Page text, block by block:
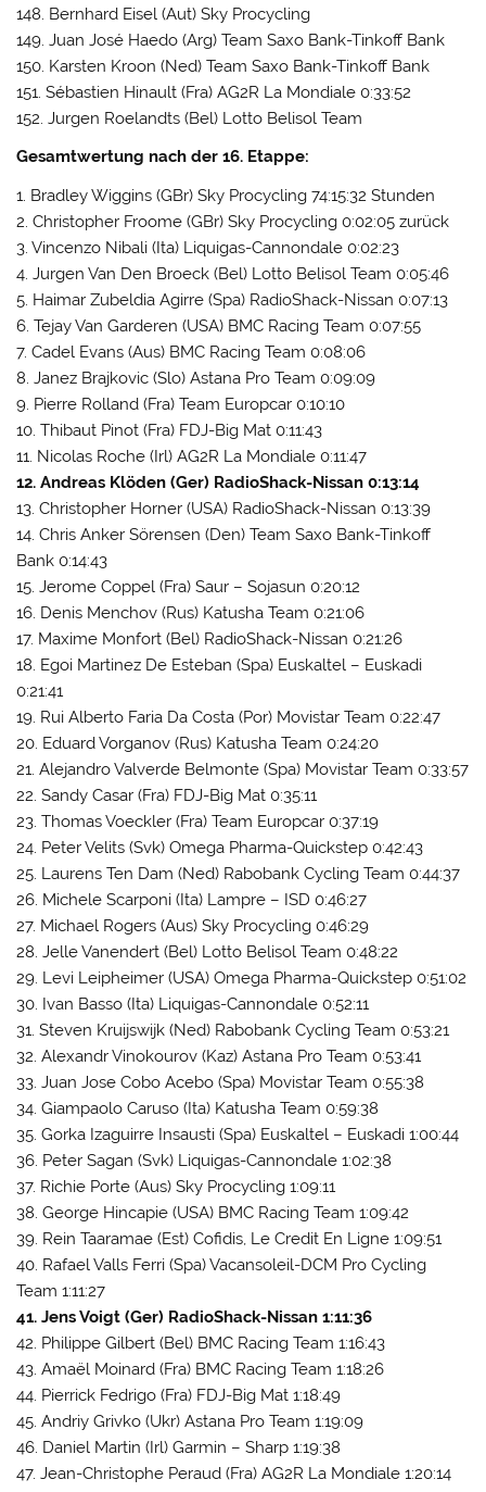
148. Bernhard Eisel (Aut) Sky Procycling
149. Juan José Haedo (Arg) Team Saxo Bank-Tinkoff Bank
150. Karsten Kroon (Ned) Team Saxo Bank-Tinkoff Bank
151. Sébastien Hinault (Fra) AG2R La Mondiale 0:33:52
152. Jurgen Roelandts (Bel) Lotto Belisol Team
Gesamtwertung nach der 16. Etappe:
1. Bradley Wiggins (GBr) Sky Procycling 74:15:32 Stunden
2. Christopher Froome (GBr) Sky Procycling 0:02:05 zurück
3. Vincenzo Nibali (Ita) Liquigas-Cannondale 0:02:23
4. Jurgen Van Den Broeck (Bel) Lotto Belisol Team 0:05:46
5. Haimar Zubeldia Agirre (Spa) RadioShack-Nissan 0:07:13
6. Tejay Van Garderen (USA) BMC Racing Team 0:07:55
7. Cadel Evans (Aus) BMC Racing Team 0:08:06
8. Janez Brajkovic (Slo) Astana Pro Team 0:09:09
9. Pierre Rolland (Fra) Team Europcar 0:10:10
10. Thibaut Pinot (Fra) FDJ-Big Mat 0:11:43
11. Nicolas Roche (Irl) AG2R La Mondiale 0:11:47
12. Andreas Klöden (Ger) RadioShack-Nissan 0:13:14
13. Christopher Horner (USA) RadioShack-Nissan 0:13:39
14. Chris Anker Sörensen (Den) Team Saxo Bank-Tinkoff
Bank 0:14:43
15. Jerome Coppel (Fra) Saur – Sojasun 0:20:12
16. Denis Menchov (Rus) Katusha Team 0:21:06
17. Maxime Monfort (Bel) RadioShack-Nissan 0:21:26
18. Egoi Martinez De Esteban (Spa) Euskaltel – Euskadi
0:21:41
19. Rui Alberto Faria Da Costa (Por) Movistar Team 0:22:47
20. Eduard Vorganov (Rus) Katusha Team 0:24:20
21. Alejandro Valverde Belmonte (Spa) Movistar Team 0:33:57
22. Sandy Casar (Fra) FDJ-Big Mat 0:35:11
23. Thomas Voeckler (Fra) Team Europcar 0:37:19
24. Peter Velits (Svk) Omega Pharma-Quickstep 0:42:43
25. Laurens Ten Dam (Ned) Rabobank Cycling Team 0:44:37
26. Michele Scarponi (Ita) Lampre – ISD 0:46:27
27. Michael Rogers (Aus) Sky Procycling 0:46:29
28. Jelle Vanendert (Bel) Lotto Belisol Team 0:48:22
29. Levi Leipheimer (USA) Omega Pharma-Quickstep 0:51:02
30. Ivan Basso (Ita) Liquigas-Cannondale 0:52:11
31. Steven Kruijswijk (Ned) Rabobank Cycling Team 0:53:21
32. Alexandr Vinokourov (Kaz) Astana Pro Team 0:53:41
33. Juan Jose Cobo Acebo (Spa) Movistar Team 0:55:38
34. Giampaolo Caruso (Ita) Katusha Team 0:59:38
35. Gorka Izaguirre Insausti (Spa) Euskaltel – Euskadi 1:00:44
36. Peter Sagan (Svk) Liquigas-Cannondale 1:02:38
37. Richie Porte (Aus) Sky Procycling 1:09:11
38. George Hincapie (USA) BMC Racing Team 1:09:42
39. Rein Taaramae (Est) Cofidis, Le Credit En Ligne 1:09:51
40. Rafael Valls Ferri (Spa) Vacansoleil-DCM Pro Cycling
Team 1:11:27
41. Jens Voigt (Ger) RadioShack-Nissan 1:11:36
42. Philippe Gilbert (Bel) BMC Racing Team 1:16:43
43. Amaël Moinard (Fra) BMC Racing Team 1:18:26
44. Pierrick Fedrigo (Fra) FDJ-Big Mat 1:18:49
45. Andriy Grivko (Ukr) Astana Pro Team 1:19:09
46. Daniel Martin (Irl) Garmin – Sharp 1:19:38
47. Jean-Christophe Peraud (Fra) AG2R La Mondiale 1:20:14